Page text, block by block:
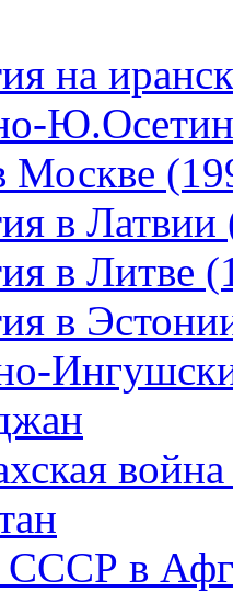
на
Москве
в Латвии
в Литве
в
в